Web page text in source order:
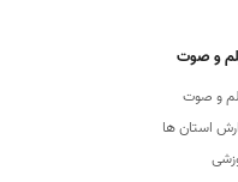
و صوت
و صوت
استان ها